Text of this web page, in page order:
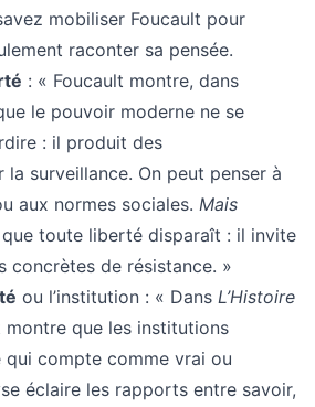
mobiliser Foucault pour
raconter sa pensée.
: « Foucault montre, dans
le pouvoir moderne ne se
: il produit des
surveillance. On peut penser à
aux normes sociales. Mais
toute liberté disparaît : il invite
concrètes de résistance. »
ou l’institution : « Dans L’Histoire
montre que les institutions
qui compte comme vrai ou
éclaire les rapports entre savoir,